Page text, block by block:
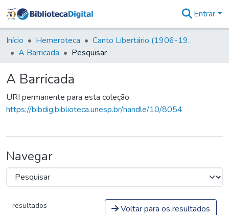
&
Coleções
Tudo na
Estatísticas
Entrar
Início Hemeroteca
Canto Libertário (1906-1995)
A Barricada
Pesquisar
A Barricada
URI permanente para esta coleção
https://bibdig.biblioteca.unesp.br/handle/10/8054
Navegar
resultados Voltar para os resultados